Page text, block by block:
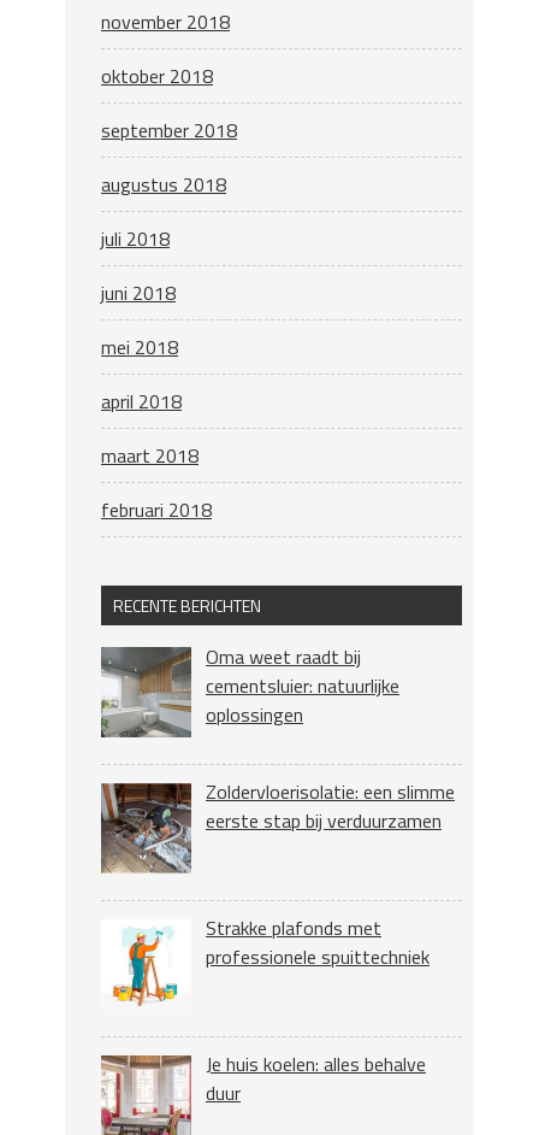
november 2018
oktober 2018
september 2018
augustus 2018
juli 2018
juni 2018
mei 2018
april 2018
maart 2018
februari 2018
RECENTE BERICHTEN
Oma weet raadt bij
cementsluier: natuurlijke
oplossingen
Zoldervloerisolatie: een slimme
eerste stap bij verduurzamen
Strakke plafonds met
professionele spuittechniek
Je huis koelen: alles behalve
duur